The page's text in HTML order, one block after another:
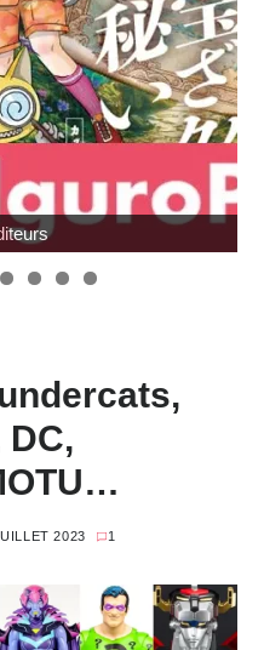
& John Connor
2023 1